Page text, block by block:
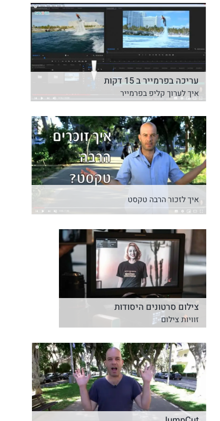
עריכה בפרמייר ב 15 דקות
איך לערוך קליפ בפרמייר
איך לזכור הרבה טקסט
צילום סרטונים היסודות
זוויות צילום